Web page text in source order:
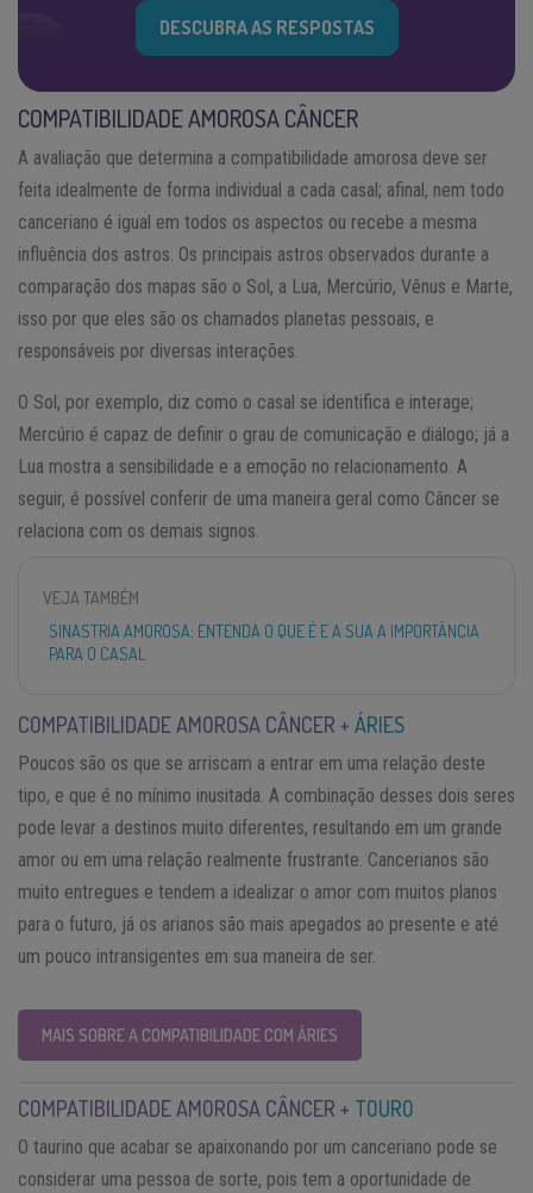
DESCUBRA AS RESPOSTAS
COMPATIBILIDADE AMOROSA CÂNCER
A avaliação que determina a compatibilidade amorosa deve ser
feita idealmente de forma individual a cada casal; afinal, nem todo
canceriano é igual em todos os aspectos ou recebe a mesma
influência dos astros. Os principais astros observados durante a
comparação dos mapas são o Sol, a Lua, Mercúrio, Vênus e Marte,
isso por que eles são os chamados planetas pessoais, e
responsáveis por diversas interações.
O Sol, por exemplo, diz como o casal se identifica e interage;
Mercúrio é capaz de definir o grau de comunicação e diálogo; já a
Lua mostra a sensibilidade e a emoção no relacionamento. A
seguir, é possível conferir de uma maneira geral como Câncer se
relaciona com os demais signos.
VEJA TAMBÉM
SINASTRIA AMOROSA: ENTENDA O QUE É E A SUA A IMPORTÂNCIA
PARA O CASAL
COMPATIBILIDADE AMOROSA CÂNCER + ÁRIES
Poucos são os que se arriscam a entrar em uma relação deste
tipo, e que é no mínimo inusitada. A combinação desses dois seres
pode levar a destinos muito diferentes, resultando em um grande
amor ou em uma relação realmente frustrante. Cancerianos são
muito entregues e tendem a idealizar o amor com muitos planos
para o futuro, já os arianos são mais apegados ao presente e até
um pouco intransigentes em sua maneira de ser.
MAIS SOBRE A COMPATIBILIDADE COM ÁRIES
COMPATIBILIDADE AMOROSA CÂNCER + TOURO
O taurino que acabar se apaixonando por um canceriano pode se
considerar uma pessoa de sorte, pois tem a oportunidade de